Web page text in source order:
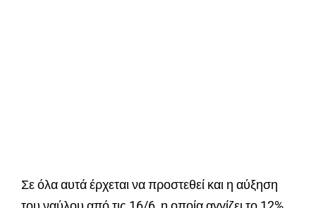
Σε όλα αυτά έρχεται να προστεθεί και η αύξηση